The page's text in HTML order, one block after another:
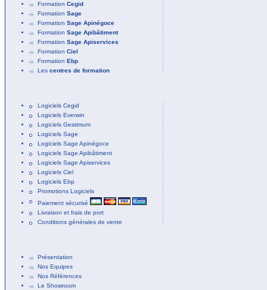
Formation Cegid
Formation Sage
Formation Sage Apinégoce
Formation Sage Apibâtiment
Formation Sage Apiservices
Formation Ciel
Formation Ebp
Les centres de formation
Logiciels Cegid
Logiciels Everwin
Logiciels Gestimum
Logiciels Sage
Logiciels Sage Apinégoce
Logiciels Sage Apibâtiment
Logiciels Sage Apiservices
Logiciels Ciel
Logiciels Ebp
Promotions Logiciels
Paiement sécurisé
Livraison et frais de port
Conditions générales de vente
Présentation
Nos Equipes
Nos Références
Le Showroom